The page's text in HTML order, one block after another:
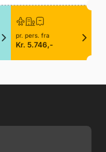
pr. pers. fra
Kr. 5.746,-